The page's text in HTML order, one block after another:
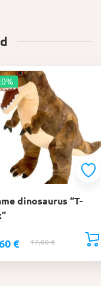
dinosaurus “T-
17,00€Algne
€
Praegune